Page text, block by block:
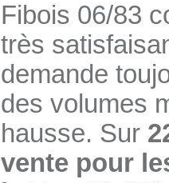
Fibois 06/83
très
demande
des volumes
hausse. Sur
vente pour